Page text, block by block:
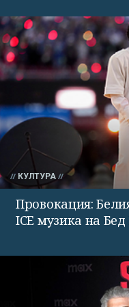
КУЛТУРА
Провокация:
ICE музика на